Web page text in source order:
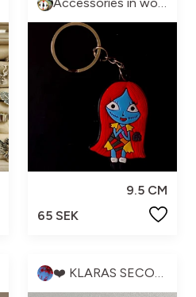
9.5 CM
65 SEK
❤️ KLARAS SECOND HAND ❤️